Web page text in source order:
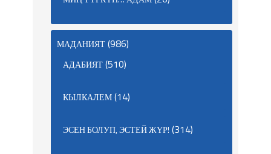
МАДАНИЯТ(986)
АДАБИЯТ(510)
КЫЛКАЛЕМ(14)
ЭСЕН БОЛУП, ЭСТЕЙ ЖҮР! (314)